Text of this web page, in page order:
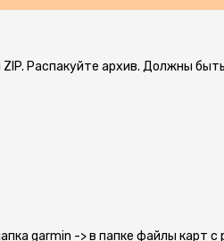
Распакуйте архив. Должны
garmin -> в папке файлы карт